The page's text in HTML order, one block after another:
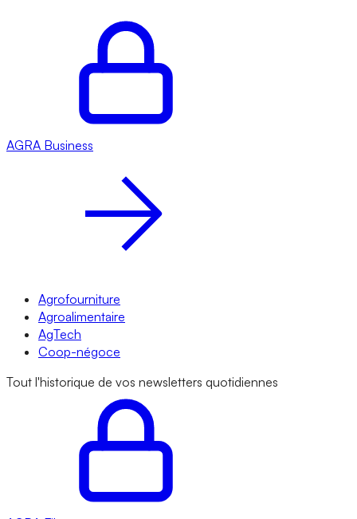
AGRA Business
Agrofourniture
Agroalimentaire
AgTech
Coop-négoce
Tout l'historique de vos newsletters quotidiennes